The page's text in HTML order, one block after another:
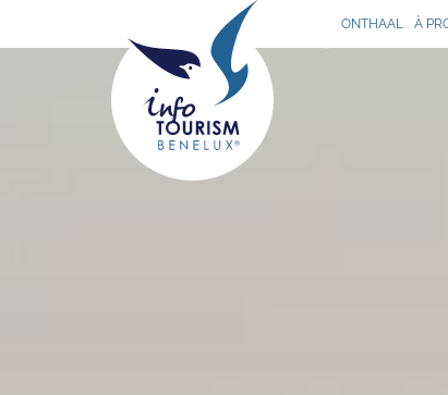
ONTHAAL À